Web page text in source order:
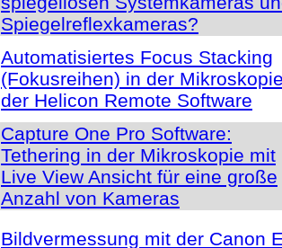
Spiegelreflexkameras?
Automatisiertes Focus Stacking
(Fokusreihen) in der
der Helicon Remote Software
Capture One Pro Software:
Tethering in der Mikroskopie mit
Live View Ansicht für eine große
Anzahl von Kameras
Bildvermessung mit der Canon